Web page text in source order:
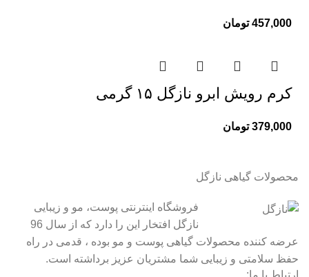
457,000 تومان
کرم رویش ابرو نازگل ۱۵ گرمی
379,000 تومان
محصولات گیاهی نازگل
فروشگاه اینترنتی پوست، مو و زیبایی
نازگل افتخار این را دارد که از سال 96
عرضه کننده محصولات گیاهی پوست و مو بوده ، قدمی در راه
حفظ سلامتی و زیبایی شما مشتریان عزیز برداشته است.
ارتباط با ما: